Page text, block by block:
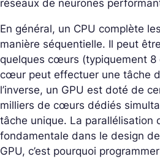
réseaux de neurones
En général, un CPU complète
manière séquentielle. Il peut
quelques cœurs (typiquement 8
cœur peut effectuer une tâche
l’inverse, un GPU est doté de
milliers de cœurs dédiés
tâche unique. La parallélisation
fondamentale dans le design
GPU, c’est pourquoi